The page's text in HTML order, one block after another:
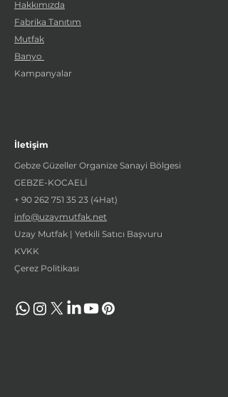
Hakkımızda
Fabrika Tanıtım
Mutfak
Banyo
Kampanyalar
İletişim
Gebze Güzeller Organize Sanayi Bölgesi
GEBZE-KOCAELİ
+ 90 262 751 35 23 (4Hat)
info@uzaymutfak.net
Uzay Mutfak | Yetkili Satıcı Başvuru
KVKK
Çerez Politikası